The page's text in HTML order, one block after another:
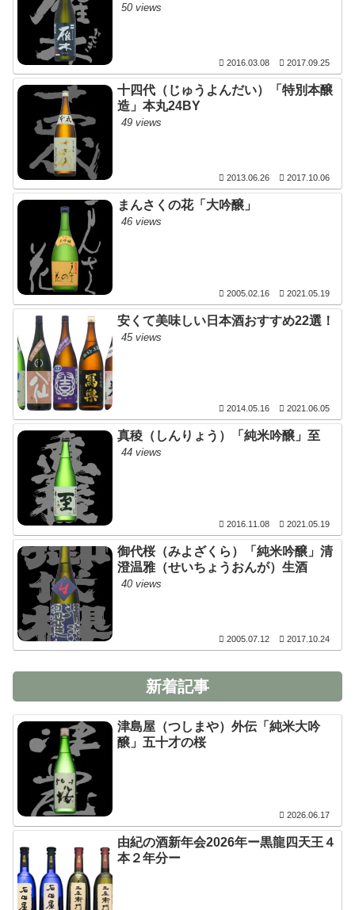
50 views
2016.03.08 2017.09.25
十四代（じゅうよんだい）「特別本醸
造」本丸24BY
49 views
2013.06.26 2017.10.06
まんさくの花「大吟醸」
46 views
2005.02.16 2021.05.19
安くて美味しい日本酒おすすめ22選！
45 views
2014.05.16 2021.06.05
真稜（しんりょう）「純米吟醸」至
44 views
2016.11.08 2021.05.19
御代桜（みよざくら）「純米吟醸」清
澄温雅（せいちょうおんが）生酒
40 views
2005.07.12 2017.10.24
新着記事
津島屋（つしまや）外伝「純米大吟
醸」五十才の桜
2026.06.17
由紀の酒新年会2026年ー黒龍四天王４
本２年分ー